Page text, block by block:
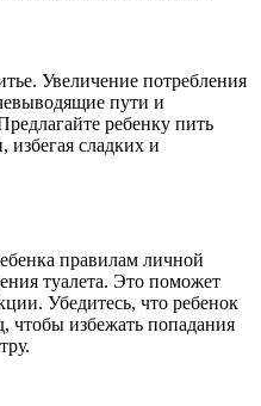
Увеличение потребления
пути и
ребенку пить
избегая сладких и
правилам личной
туалета. Это поможет
Убедитесь, что ребенок
чтобы избежать попадания